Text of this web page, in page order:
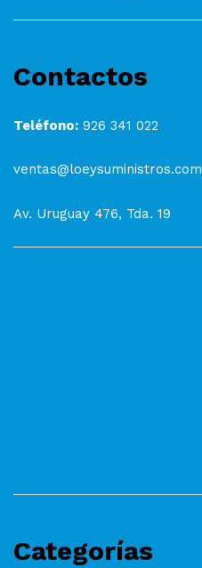
Contactos
Teléfono: 926 341 022
ventas@loeysuministros.com
Av. Uruguay 476, Tda. 19
Categorías